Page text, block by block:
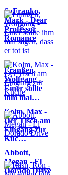
SaFranko,
Mark - Dear
Professor
Romance
Franßen,
Wolfgang -
Einer sollte
ihm mal…
Kolm, Max -
Der Tisch am
Eingang zur
Küc…
Abbott,
Megan - El
Dorado Drive